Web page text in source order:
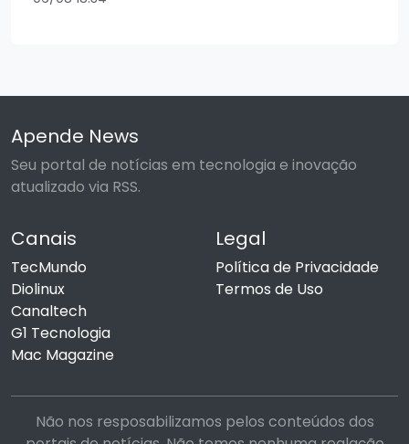
Apende News
Seu portal de notícias em tecnologia e inovação
atualizado via RSS.
Canais
TecMundo
Diolinux
Canaltech
G1 Tecnologia
Mac Magazine
Legal
Política de Privacidade
Termos de Uso
Não nos resposabilizamos pelos conteúdos dos